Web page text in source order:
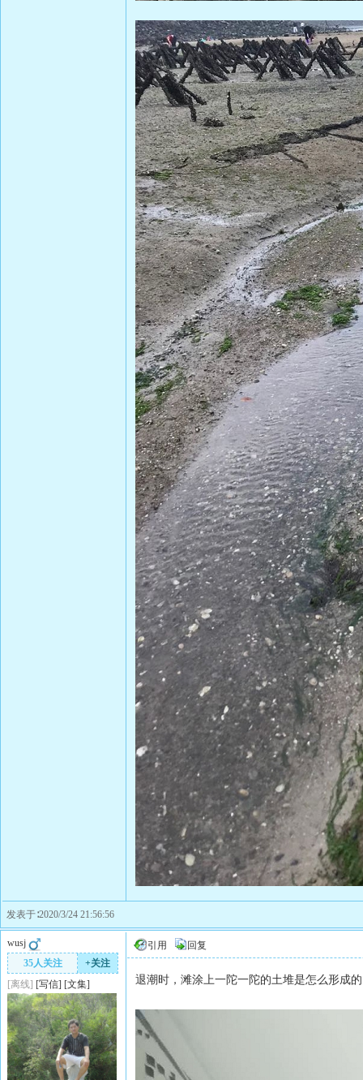
发表于∶2020/3/24 21:56:56
wusj
35人关注
+关注
[离线] [写信] [文集]
引用 回复
退潮时，滩涂上一陀一陀的土堆是怎么形成